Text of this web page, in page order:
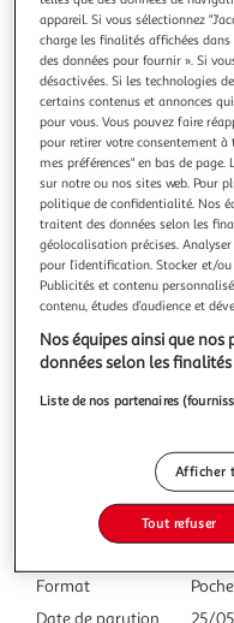
PEUT-ON ENCORE
Que reste-t-il de la galanterie
français , culture du viol ou liberté d'importuner , ce fétiche
culturel est devenu un
la richesse et la
notion fixe, elle fut
En savoir +
Vous voulez
Format
Poche
Date de parution
25/
appareil. Si vous sélectionnez
charge les finalités affichées
des données pour fournir ». Si
désactivées. Si les technologies
certains contenus et annonces
pour vous. Vous pouvez faire
pour retirer votre consentement
mes préférences" en bas de
sur notre ou nos sites web. Pour
politique de confidentialité. Nos
traitent des données selon les
géolocalisation précises.
pour l’identification. Stocker et/
Publicités et contenu
contenu, études d’audience et
Nos équipes ainsi que
données selon les
Liste de nos partenaires
Afficher
Tout refuser